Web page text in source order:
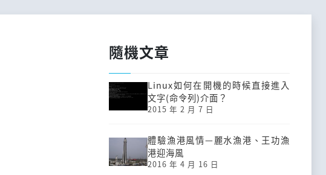
隨機文章
Linux如何在開機的時候直接進入
文字(命令列)介面？
2015 年 2 月 7 日
體驗漁港風情—麗水漁港、王功漁
港迎海風
2016 年 4 月 16 日